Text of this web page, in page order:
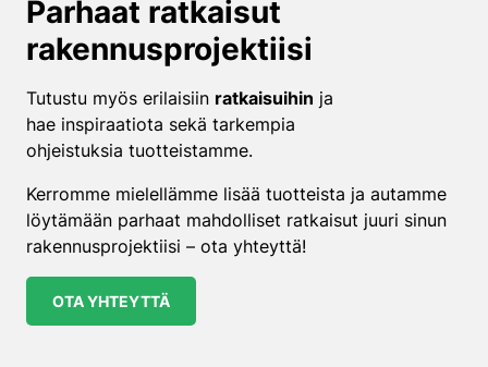
Parhaat ratkaisut
rakennusprojektiisi
Tutustu myös erilaisiin ratkaisuihin ja
hae inspiraatiota sekä tarkempia
ohjeistuksia tuotteistamme.
Kerromme mielellämme lisää tuotteista ja autamme
löytämään parhaat mahdolliset ratkaisut juuri sinun
rakennusprojektiisi – ota yhteyttä!
OTA YHTEYTTÄ